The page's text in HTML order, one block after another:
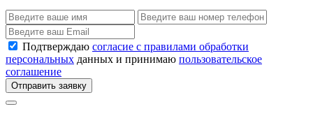
Подтверждаю согласие с правилами обработки
персональных данных и принимаю пользовательское
соглашение
Отправить заявку